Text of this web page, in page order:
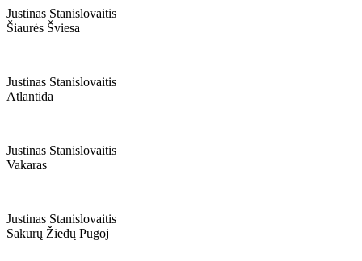
Justinas Stanislovaitis
Šiaurės Šviesa
Justinas Stanislovaitis
Atlantida
Justinas Stanislovaitis
Vakaras
Justinas Stanislovaitis
Sakurų Žiedų Pūgoj